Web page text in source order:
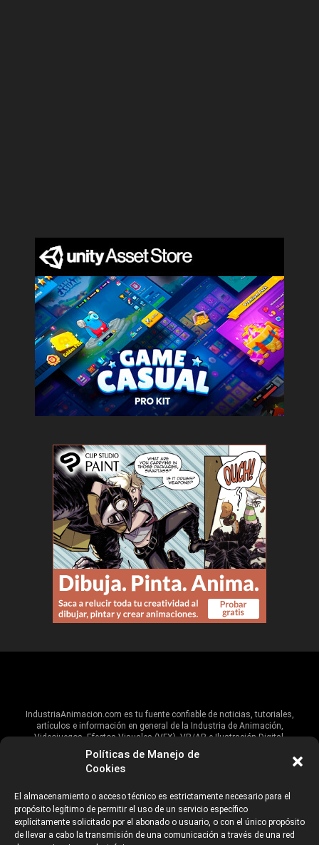
Políticas de Manejo de
Cookies
El almacenamiento o acceso técnico es estrictamente necesario para el
propósito legítimo de permitir el uso de un servicio específico
explícitamente solicitado por el abonado o usuario, o con el único propósito
de llevar a cabo la transmisión de una comunicación a través de una red
IndustriaAnimacion.com es tu fuente confiable de noticias, tutoriales,
artículos e información en general de la Industria de Animación,
Videojuegos, Efectos Visuales (VFX), VR/AR e Ilustración Digital.
Hablamos de estas industrias y su alcance global, pero damos un énfasis
especial al talento, estudios, escuelas, eventos y organizaciones que
ANUNCIANTES AVISO DE PRIVACIDAD